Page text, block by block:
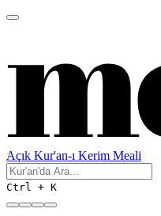
Açık Kur'an-ı Kerim Meali
Ctrl + K